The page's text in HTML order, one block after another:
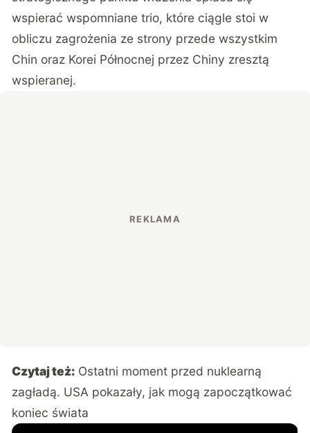
wspierać wspomniane trio, które ciągle stoi w
obliczu zagrożenia ze strony przede wszystkim
Chin oraz Korei Północnej przez Chiny zresztą
wspieranej.
Czytaj też: Ostatni moment przed nuklearną
zagładą. USA pokazały, jak mogą zapoczątkować
koniec świata